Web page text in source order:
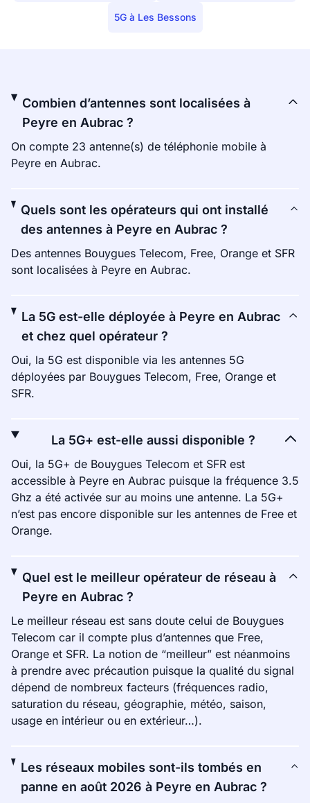
5G à Les Bessons
Combien d’antennes sont localisées à
Peyre en Aubrac ?
On compte 23 antenne(s) de téléphonie mobile à
Peyre en Aubrac.
Quels sont les opérateurs qui ont installé
des antennes à Peyre en Aubrac ?
Des antennes Bouygues Telecom, Free, Orange et SFR
sont localisées à Peyre en Aubrac.
La 5G est-elle déployée à Peyre en Aubrac
et chez quel opérateur ?
Oui, la 5G est disponible via les antennes 5G
déployées par Bouygues Telecom, Free, Orange et
SFR.
La 5G+ est-elle aussi disponible ?
Oui, la 5G+ de Bouygues Telecom et SFR est
accessible à Peyre en Aubrac puisque la fréquence 3.5
Ghz a été activée sur au moins une antenne. La 5G+
n’est pas encore disponible sur les antennes de Free et
Orange.
Quel est le meilleur opérateur de réseau à
Peyre en Aubrac ?
Le meilleur réseau est sans doute celui de Bouygues
Telecom car il compte plus d’antennes que Free,
Orange et SFR. La notion de “meilleur” est néanmoins
à prendre avec précaution puisque la qualité du signal
dépend de nombreux facteurs (fréquences radio,
saturation du réseau, géographie, météo, saison,
usage en intérieur ou en extérieur…).
Les réseaux mobiles sont-ils tombés en
panne en août 2026 à Peyre en Aubrac ?